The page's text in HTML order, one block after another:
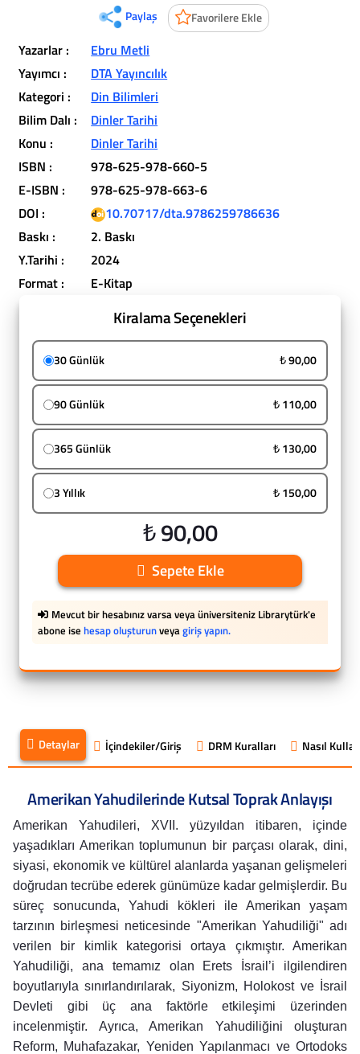
Paylaş Favorilere Ekle
Yazarlar :
Ebru Metli
Yayımcı :
DTA Yayıncılık
Kategori :
Din Bilimleri
Bilim Dalı :
Dinler Tarihi
Konu :
Dinler Tarihi
ISBN :
978-625-978-660-5
E-ISBN :
978-625-978-663-6
DOI :
10.70717/dta.9786259786636
Baskı :
2. Baskı
Y.Tarihi :
2024
Format :
E-Kitap
Kiralama Seçenekleri
30 Günlük ₺ 90,00
90 Günlük ₺ 110,00
365 Günlük ₺ 130,00
3 Yıllık ₺ 150,00
₺ 90,00
Sepete Ekle
Mevcut bir hesabınız varsa veya üniversiteniz Librarytürk'e
abone ise hesap oluşturunveyagiriş yapın.
Detaylar İçindekiler/Giriş DRM Kuralları Nasıl
Amerikan Yahudilerinde Kutsal Toprak Anlayışı
Amerikan Yahudileri, XVII. yüzyıldan itibaren, içinde
yaşadıkları Amerikan toplumunun bir parçası olarak, dini,
siyasi, ekonomik ve kültürel alanlarda yaşanan gelişmeleri
doğrudan tecrübe ederek günümüze kadar gelmişlerdir. Bu
süreç sonucunda, Yahudi kökleri ile Amerikan yaşam
tarzının birleşmesi neticesinde "Amerikan Yahudiliği" adı
verilen bir kimlik kategorisi ortaya çıkmıştır. Amerikan
Yahudiliği, ana temamız olan Erets İsrail’i ilgilendiren
boyutlarıyla sınırlandırılarak, Siyonizm, Holokost ve İsrail
Devleti gibi üç ana faktörle etkileşimi üzerinden
incelenmiştir. Ayrıca, Amerikan Yahudiliğini oluşturan
Reform, Muhafazakar, Yeniden Yapılanmacı ve Ortodoks